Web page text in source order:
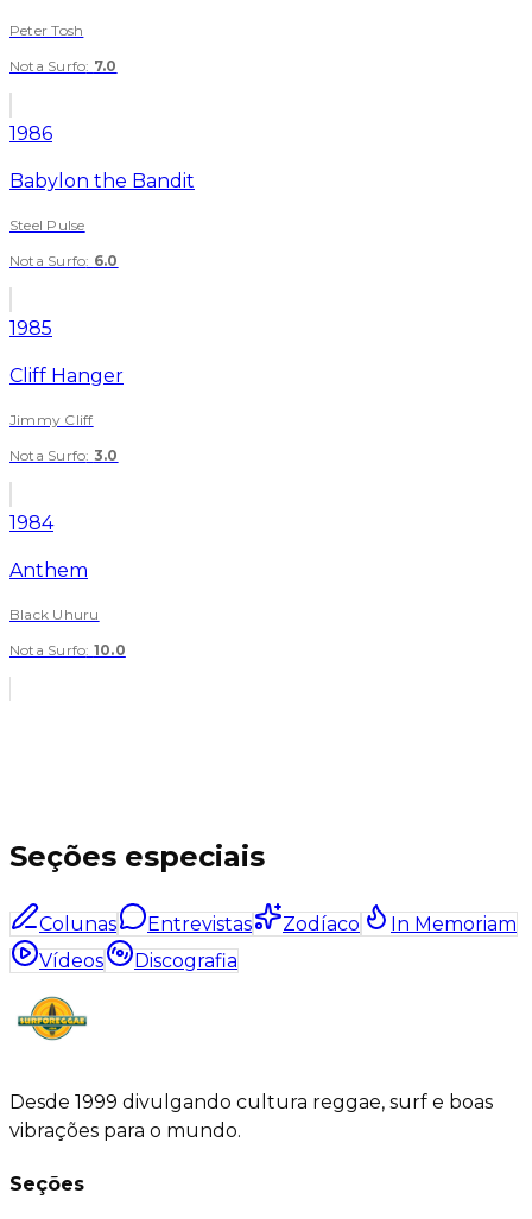
Peter Tosh
Nota Surfo: 7.0
1986
Babylon the Bandit
Steel Pulse
Nota Surfo: 6.0
1985
Cliff Hanger
Jimmy Cliff
Nota Surfo: 3.0
1984
Anthem
Black Uhuru
Nota Surfo: 10.0
Seções especiais
Colunas Entrevistas Zodíaco
In Memoriam
Vídeos
Discografia
Desde 1999 divulgando cultura reggae, surf e boas
vibrações para o mundo.
Seções